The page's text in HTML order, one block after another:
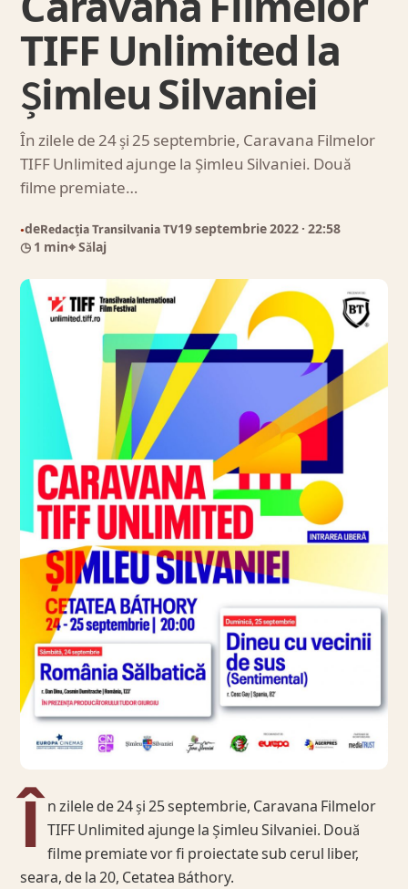
TIFF Unlimited la
Șimleu Silvaniei
În zilele de 24 și 25 septembrie, Caravana Filmelor
TIFF Unlimited ajunge la Șimleu Silvaniei. Două
filme premiate…
●deRedacția Transilvania TV19 septembrie 2022 · 22:58
◷ 1 min⌖ Sălaj
Î n zilele de 24 și 25 septembrie, Caravana Filmelor
TIFF Unlimited ajunge la Șimleu Silvaniei. Două
filme premiate vor fi proiectate sub cerul liber,
seara, de la 20, Cetatea Báthory.